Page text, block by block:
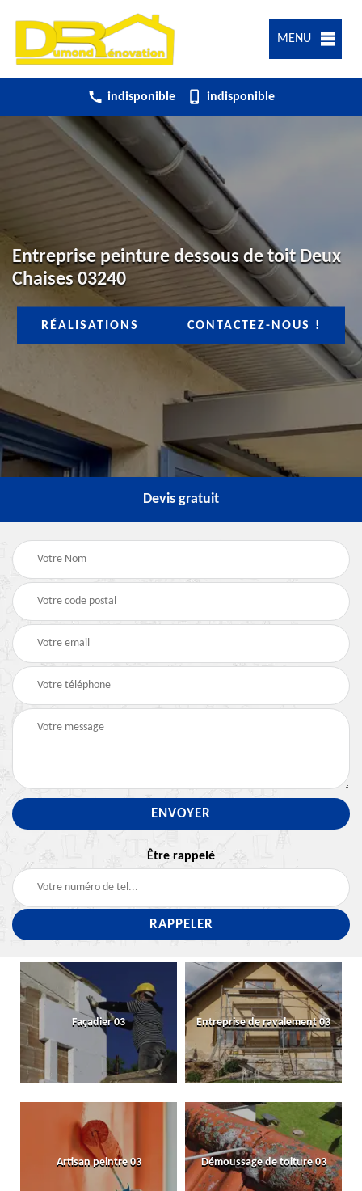
MENU
indisponible indisponible
Entreprise peinture dessous de toit Deux
Chaises 03240
RÉALISATIONS CONTACTEZ-NOUS !
Devis gratuit
Être rappelé
Façadier 03 Entreprise de ravalement 03
Artisan peintre 03 Démoussage de toiture 03